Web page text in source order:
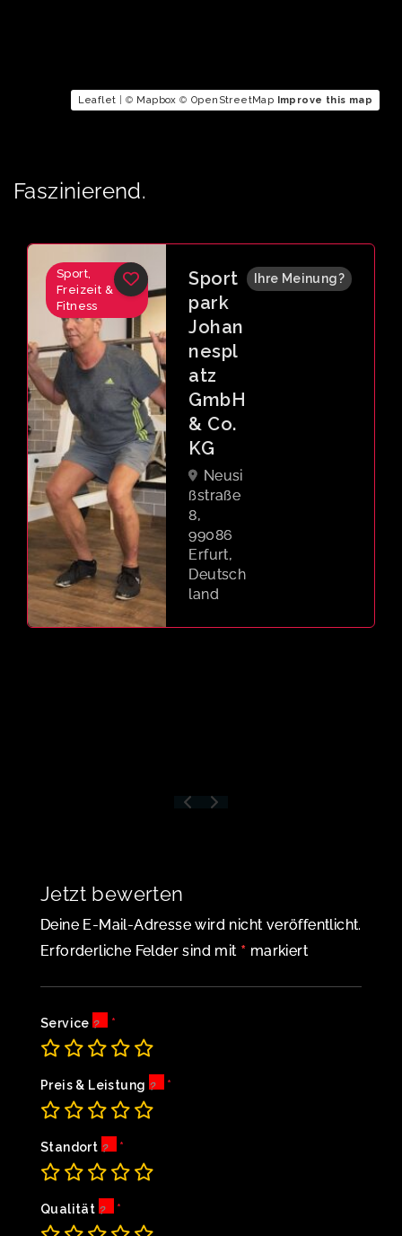
Leaflet | © Mapbox © OpenStreetMap Improve this map
Faszinierend.
Sport,
Freizeit &
Fitness
Sport
park
Johan
nespl
atz
GmbH
& Co.
KG
Neusi
ßstraße
8,
99086
Erfurt,
Deutsch
land
Ihre Meinung?
Jetzt bewerten
Deine E-Mail-Adresse wird nicht veröffentlicht.
Erforderliche Felder sind mit * markiert
Service
Preis & Leistung
Standort
Qualität